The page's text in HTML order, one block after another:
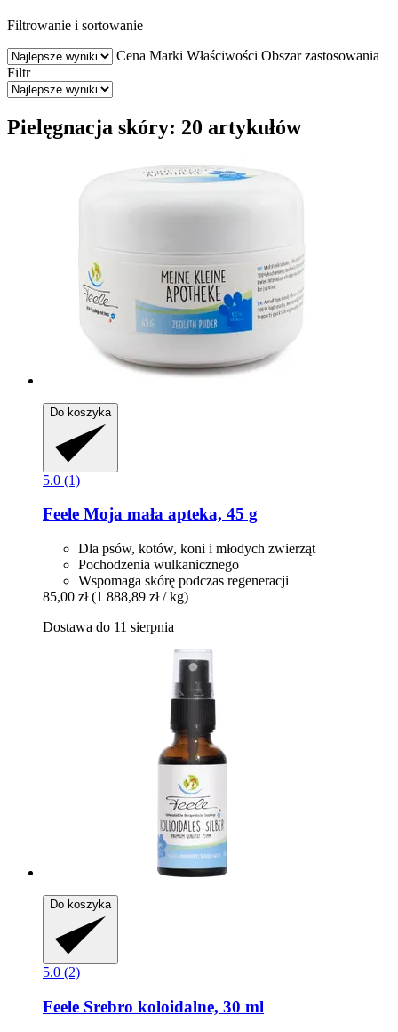
Filtrowanie i sortowanie
Cena Marki Właściwości Obszar zastosowania
Filtr
Pielęgnacja skóry: 20 artykułów
Do koszyka
5.0 (1)
Feele Moja mała apteka, 45 g
Dla psów, kotów, koni i młodych zwierząt
Pochodzenia wulkanicznego
Wspomaga skórę podczas regeneracji
85,00 zł (1 888,89 zł / kg)
Dostawa do 11 sierpnia
Do koszyka
5.0 (2)
Feele Srebro koloidalne, 30 ml